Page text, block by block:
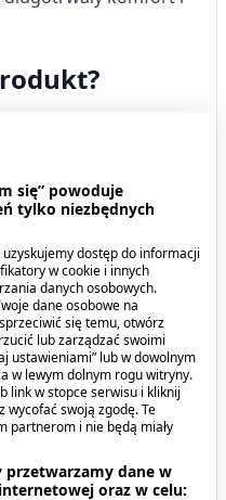
protez zębowych.
zębową oraz błonę
krem na
na zagłębienie, w
do szczęki lub
się” powoduje
tylko niezbędnych
dostęp do informacji
w cookie i innych
danych osobowych.
dane osobowe na
się temu, otwórz
lub zarządzać swoimi
ustawieniami” lub w dowolnym
w lewym dolnym rogu witryny.
link w stopce serwisu i kliknij
wycofać swoją zgodę. Te
partnerom i nie będą miały
dane w
oraz w celu: